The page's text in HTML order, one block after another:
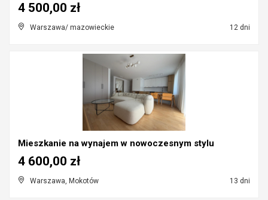
Warszawa/ mazowieckie 12 dni
4 500,00 zł
Mieszkanie na wynajem w nowoczesnym stylu
Warszawa, Mokotów 13 dni
4 600,00 zł